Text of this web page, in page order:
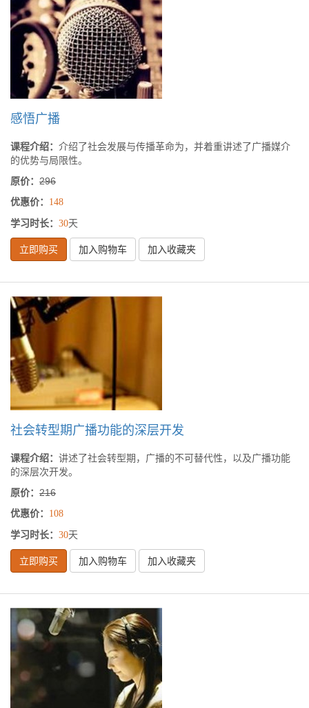
感悟广播
课程介绍： 介绍了社会发展与传播革命为，并着重讲述了广播媒介
的优势与局限性。
原价： 296
优惠价： 148
学习时长： 30天
立即购买 加入购物车 加入收藏夹
社会转型期广播功能的深层开发
课程介绍： 讲述了社会转型期，广播的不可替代性，以及广播功能
的深层次开发。
原价： 216
优惠价： 108
学习时长： 30天
立即购买 加入购物车 加入收藏夹